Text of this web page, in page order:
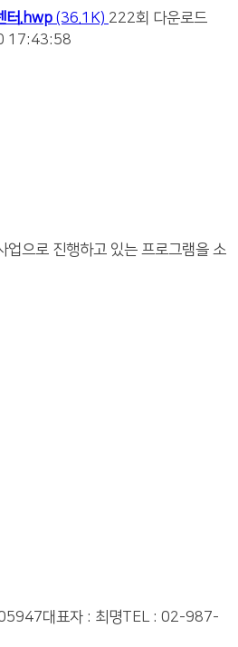
터.hwp (36.1K) 222회 다운로드
17:43:58
업으로 진행하고 있는 프로그램을 소
대표자 : 최명TEL : 02-987-